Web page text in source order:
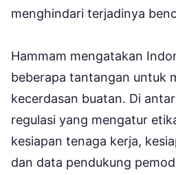
menghindari terjadinya
Hammam mengatakan
beberapa tantangan untuk
kecerdasan buatan. Di
regulasi yang mengatur
kesiapan tenaga kerja,
dan data pendukung